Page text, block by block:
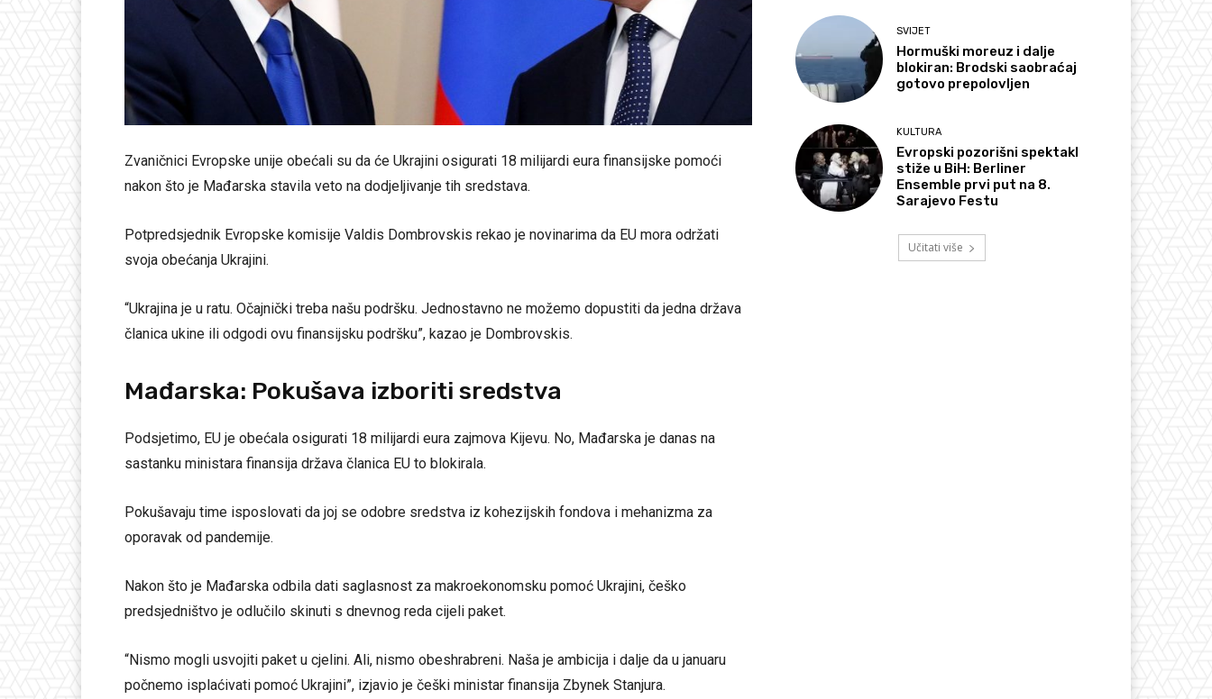
Zvaničnici Evropske unije obećali su da će Ukrajini osigurati 18 milijardi eura finansijske pomoći
nakon što je Mađarska stavila veto na dodjeljivanje tih sredstava.
Potpredsjednik Evropske komisije Valdis Dombrovskis rekao je novinarima da EU mora održati
svoja obećanja Ukrajini.
“Ukrajina je u ratu. Očajnički treba našu podršku. Jednostavno ne možemo dopustiti da jedna država
članica ukine ili odgodi ovu finansijsku podršku”, kazao je Dombrovskis.
Mađarska: Pokušava izboriti sredstva
Podsjetimo, EU je obećala osigurati 18 milijardi eura zajmova Kijevu. No, Mađarska je danas na
sastanku ministara finansija država članica EU to blokirala.
Pokušavaju time isposlovati da joj se odobre sredstva iz kohezijskih fondova i mehanizma za
oporavak od pandemije.
Nakon što je Mađarska odbila dati saglasnost za makroekonomsku pomoć Ukrajini, češko
predsjedništvo je odlučilo skinuti s dnevnog reda cijeli paket.
“Nismo mogli usvojiti paket u cjelini. Ali, nismo obeshrabreni. Naša je ambicija i dalje da u januaru
počnemo isplaćivati pomoć Ukrajini”, izjavio je češki ministar finansija Zbynek Stanjura.
SVIJET
Hormuški moreuz i dalje
blokiran: Brodski saobraćaj
gotovo prepolovljen
KULTURA
Evropski pozorišni spektakl
stiže u BiH: Berliner
Ensemble prvi put na 8.
Sarajevo Festu
Učitati više